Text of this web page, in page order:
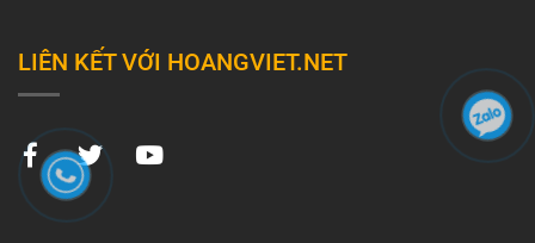
LIÊN KẾT VỚI HOANGVIET.NET